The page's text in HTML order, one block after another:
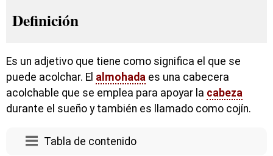
Definición
Es un adjetivo que tiene como significa el que se
puede acolchar. El almohada es una cabecera
acolchable que se emplea para apoyar la cabeza
durante el sueño y también es llamado como cojín.
Tabla de contenido